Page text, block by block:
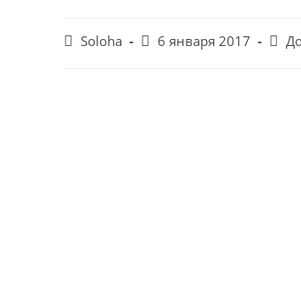
PostSoloha
Запись
6 января 2017
Post